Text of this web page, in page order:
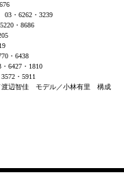
・6262・3239
・8686
・6438
6427・1810
・5911
渡辺智佳 モデル／小林有里 構成